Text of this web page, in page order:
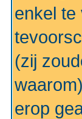
enkel te
(zij
erop